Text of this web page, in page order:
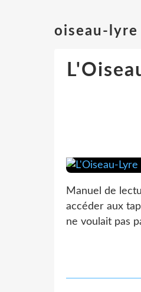
oiseau-lyre
Manuel de
accéder aux
ne voulait pas